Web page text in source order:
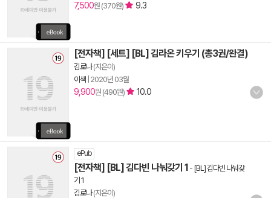
7,500원 (370원) 9.3
[전자책] [세트] [BL] 김라온 키우기 (총3권/완결)
김로나(지은이)
이색 2020년 03월
9,900원 (490원) 10.0
ePub
[전자책] [BL] 김다빈 나눠갖기 1 - [BL] 김다빈 나눠갖
기 1
김로나(지은이)